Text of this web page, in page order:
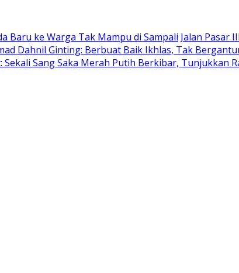
Baru ke Warga Tak Mampu di Sampali Jalan Pasar
Dahnil Ginting: Berbuat Baik Ikhlas, Tak
Sekali Sang Saka Merah Putih Berkibar, Tunjukkan